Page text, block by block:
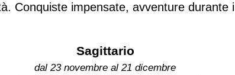
Conquiste impensate, avventure durante i
Sagittario
dal 23 novembre al 21 dicembre